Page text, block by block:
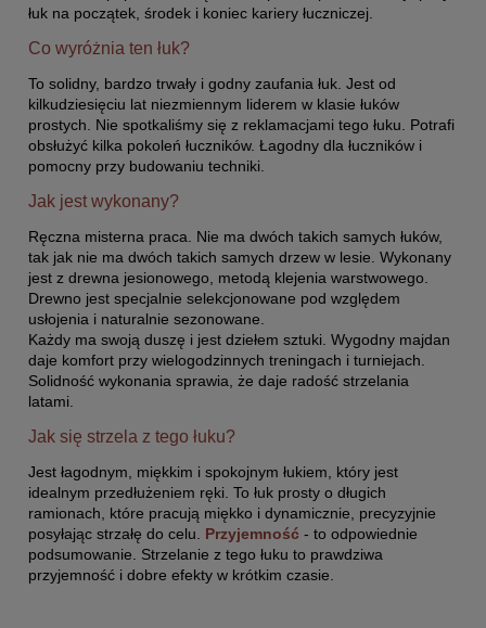
łuk na początek, środek i koniec kariery łuczniczej.
Co wyróżnia ten łuk?
To solidny, bardzo trwały i godny zaufania łuk. Jest od
kilkudziesięciu lat niezmiennym liderem w klasie łuków
prostych. Nie spotkaliśmy się z reklamacjami tego łuku. Potrafi
obsłużyć kilka pokoleń łuczników. Łagodny dla łuczników i
pomocny przy budowaniu techniki.
Jak jest wykonany?
Ręczna misterna praca. Nie ma dwóch takich samych łuków,
tak jak nie ma dwóch takich samych drzew w lesie. Wykonany
jest z drewna jesionowego, metodą klejenia warstwowego.
Drewno jest specjalnie selekcjonowane pod względem
usłojenia i naturalnie sezonowane.
Każdy ma swoją duszę i jest dziełem sztuki. Wygodny majdan
daje komfort przy wielogodzinnych treningach i turniejach.
Solidność wykonania sprawia, że daje radość strzelania
latami.
Jak się strzela z tego łuku?
Jest łagodnym, miękkim i spokojnym łukiem, który jest
idealnym przedłużeniem ręki. To łuk prosty o długich
ramionach, które pracują miękko i dynamicznie, precyzyjnie
posyłając strzałę do celu. Przyjemność - to odpowiednie
podsumowanie. Strzelanie z tego łuku to prawdziwa
przyjemność i dobre efekty w krótkim czasie.